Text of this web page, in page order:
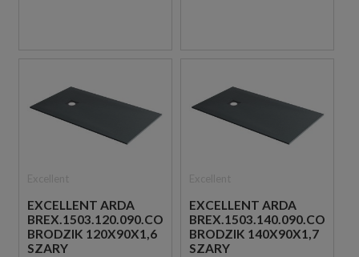
EXCELLENT ARDA
BREX.1503.120.090.CON
BRODZIK 120X90X1,6
SZARY
EXCELLENT ARDA
BREX.1503.140.090.CON
BRODZIK 140X90X1,7
SZARY